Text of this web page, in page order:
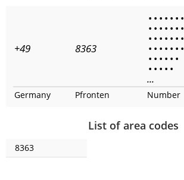
+49 8363
• • • • • • •
• • • • • • •
• • • • • • •
• • • • • • •
• • • • • •
• • • • •
...
Germany Pfronten Number
List of area codes
8363